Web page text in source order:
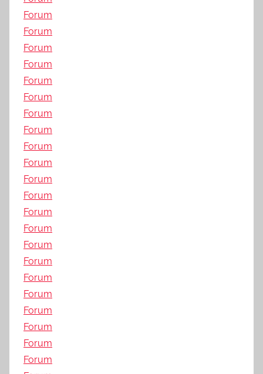
Forum
Forum
Forum
Forum
Forum
Forum
Forum
Forum
Forum
Forum
Forum
Forum
Forum
Forum
Forum
Forum
Forum
Forum
Forum
Forum
Forum
Forum